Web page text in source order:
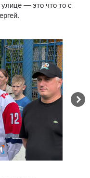
улице — это что то с